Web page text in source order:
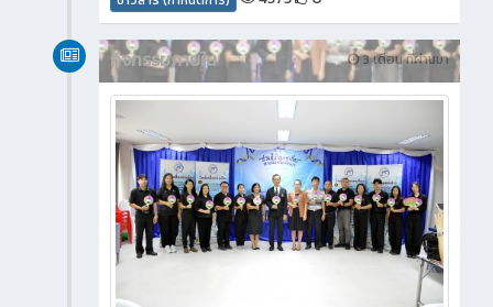
3 เดือน ที่ผ่านมา
กิจกรรมภายใน